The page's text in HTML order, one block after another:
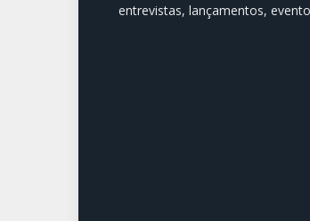
entrevistas, lançamentos,